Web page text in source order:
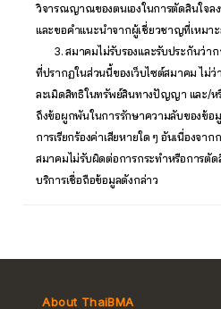
วิจารณญาณของตนเองในการตัดสินใจล
และขอคำแนะนำจากผู้เชี่ยวชาญที่เหมา
3. สมาคมไม่รับรองและรับประกันว่าก
ที่ปรากฏในส่วนนี้ของเว็บไซต์สมาคม ไม่
ละเมิดสิทธิในทรัพย์สินทางปัญญา และ/ห
ถึงข้อผูกพันในการรักษาความลับของข้อ
การเรียกร้องค่าเสียหายใด ๆ อันเนื่องจา
สมาคมไม่รับผิดต่อการกระทำหรือการตัด
บริการเชื่อถือข้อมูลดังกล่าว
About ThaiBMA